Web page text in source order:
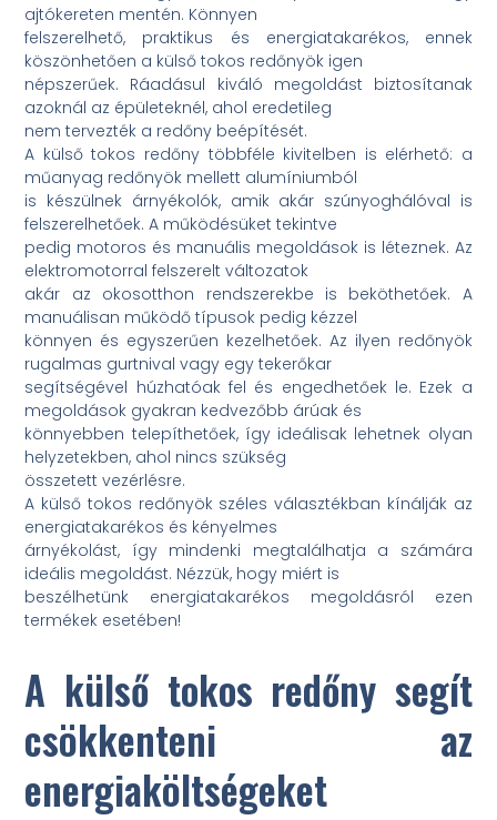
ajtókereten mentén. Könnyen
felszerelhető, praktikus és energiatakarékos, ennek
köszönhetően a külső tokos redőnyök igen
népszerűek. Ráadásul kiváló megoldást biztosítanak
azoknál az épületeknél, ahol eredetileg
nem tervezték a redőny beépítését.
A külső tokos redőny többféle kivitelben is elérhető: a
műanyag redőnyök mellett alumíniumból
is készülnek árnyékolók, amik akár szúnyoghálóval is
felszerelhetőek. A működésüket tekintve
pedig motoros és manuális megoldások is léteznek. Az
elektromotorral felszerelt változatok
akár az okosotthon rendszerekbe is beköthetőek. A
manuálisan működő típusok pedig kézzel
könnyen és egyszerűen kezelhetőek. Az ilyen redőnyök
rugalmas gurtnival vagy egy tekerőkar
segítségével húzhatóak fel és engedhetőek le. Ezek a
megoldások gyakran kedvezőbb árúak és
könnyebben telepíthetőek, így ideálisak lehetnek olyan
helyzetekben, ahol nincs szükség
összetett vezérlésre.
A külső tokos redőnyök széles választékban kínálják az
energiatakarékos és kényelmes
árnyékolást, így mindenki megtalálhatja a számára
ideális megoldást. Nézzük, hogy miért is
beszélhetünk energiatakarékos megoldásról ezen
termékek esetében!
A külső tokos redőny segít
csökkenteni az
energiaköltségeket